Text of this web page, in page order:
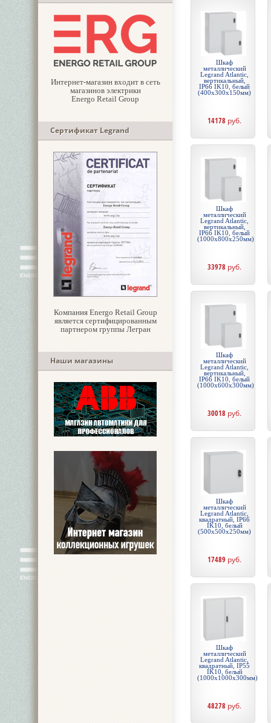
Интернет-магазин входит в сеть
магазинов электрики
Energo Retail Group
Сертификат Legrand
Компания Energo Retail Group
является сертифицированным
партнером группы Легран
Наши магазины
Шкаф
металлический
Legrand Atlantic,
вертикальный,
IP66 IK10, белый
(400x300x150мм)
14178 руб.
Шкаф
металлический
Legrand Atlantic,
вертикальный,
IP66 IK10, белый
(1000x800x250мм)
33978 руб.
Шкаф
металлический
Legrand Atlantic,
вертикальный,
IP66 IK10, белый
(1000x600x300мм)
30018 руб.
Шкаф
металлический
Legrand Atlantic,
квадратный, IP66
IK10, белый
(500x500x250мм)
17489 руб.
Шкаф
металлический
Legrand Atlantic,
квадратный, IP55
IK10, белый
(1000x1000x300мм)
48278 руб.